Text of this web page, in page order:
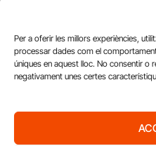
Per a oferir les millors experiències,
processar dades com el
úniques en aquest lloc. No consentir o
negativament unes certes